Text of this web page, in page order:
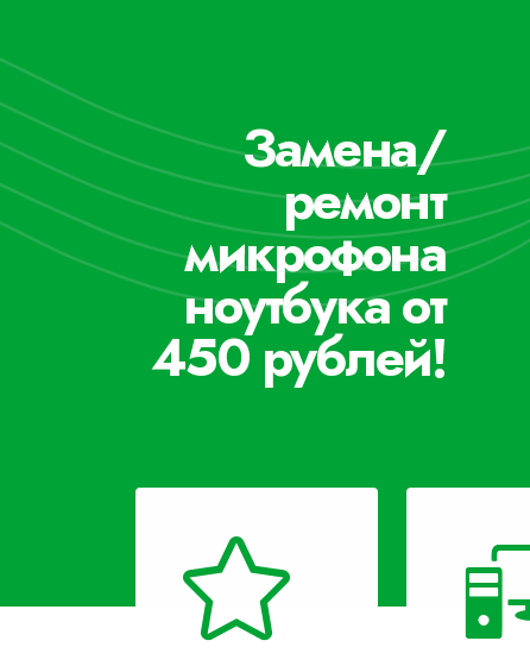
Замена/
ремонт
микрофона
ноутбука от
450 рублей!